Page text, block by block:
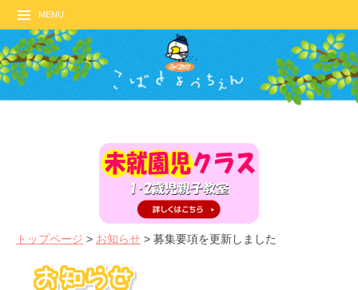
MENU
トップページ > お知らせ > 募集要項を更新しました